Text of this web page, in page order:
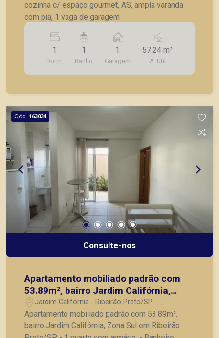
cozinha c/ espaço gourmet, AS, ampla varanda
com pia, 1 vaga de garagem
1
Dorm.
1
Banho
1
Garagem
57.24 m²
A. Útil
Cód. 163034
Consulte-nos
Apartamento mobiliado padrão com
53.89m², bairro Jardim Califórnia,
Zona Sul em Ribeirão Preto/SP.
Jardim Califórnia - Ribeirão Preto/SP
Apartamento mobiliado padrão com 53.89m²,
bairro Jardim Califórnia, Zona Sul em Ribeirão